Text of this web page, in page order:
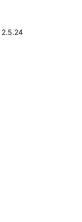
2.5.24